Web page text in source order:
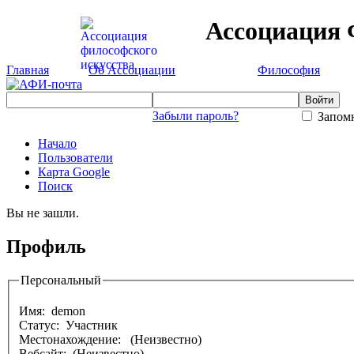
Ассоциация
Главная Об Ассоциации Философия
Забыли пароль?
Начало
Пользователи
Карта Google
Поиск
Вы не зашли.
Профиль
Персональный
Имя: demon
Статус: Участник
Местонахождение: (Неизвестно)